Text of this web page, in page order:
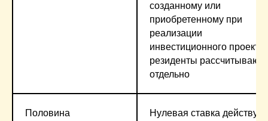
созданному или
приобретенному при
реализации
инвестиционного проекта,
резиденты рассчитывают
отдельно
Половина
Нулевая ставка